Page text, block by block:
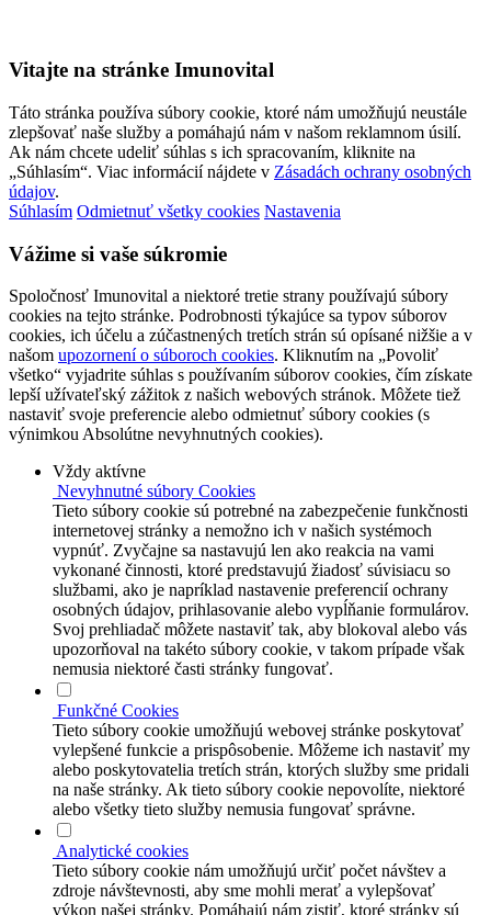
Vitajte na stránke Imunovital
Táto stránka používa súbory cookie, ktoré nám umožňujú neustále
zlepšovať naše služby a pomáhajú nám v našom reklamnom úsilí.
Ak nám chcete udeliť súhlas s ich spracovaním, kliknite na
„Súhlasím“. Viac informácií nájdete v Zásadách ochrany osobných
údajov.
Súhlasím Odmietnuť všetky cookies Nastavenia
Vážime si vaše súkromie
Spoločnosť Imunovital a niektoré tretie strany používajú súbory
cookies na tejto stránke. Podrobnosti týkajúce sa typov súborov
cookies, ich účelu a zúčastnených tretích strán sú opísané nižšie a v
našom upozornení o súboroch cookies. Kliknutím na „Povoliť
všetko“ vyjadrite súhlas s používaním súborov cookies, čím získate
lepší užívateľský zážitok z našich webových stránok. Môžete tiež
nastaviť svoje preferencie alebo odmietnuť súbory cookies (s
výnimkou Absolútne nevyhnutných cookies).
Vždy aktívne
Nevyhnutné súbory Cookies
Tieto súbory cookie sú potrebné na zabezpečenie funkčnosti
internetovej stránky a nemožno ich v našich systémoch
vypnúť. Zvyčajne sa nastavujú len ako reakcia na vami
vykonané činnosti, ktoré predstavujú žiadosť súvisiacu so
službami, ako je napríklad nastavenie preferencií ochrany
osobných údajov, prihlasovanie alebo vypĺňanie formulárov.
Svoj prehliadač môžete nastaviť tak, aby blokoval alebo vás
upozorňoval na takéto súbory cookie, v takom prípade však
nemusia niektoré časti stránky fungovať.
Funkčné Cookies
Tieto súbory cookie umožňujú webovej stránke poskytovať
vylepšené funkcie a prispôsobenie. Môžeme ich nastaviť my
alebo poskytovatelia tretích strán, ktorých služby sme pridali
na naše stránky. Ak tieto súbory cookie nepovolíte, niektoré
alebo všetky tieto služby nemusia fungovať správne.
Analytické cookies
Tieto súbory cookie nám umožňujú určiť počet návštev a
zdroje návštevnosti, aby sme mohli merať a vylepšovať
výkon našej stránky. Pomáhajú nám zistiť, ktoré stránky sú